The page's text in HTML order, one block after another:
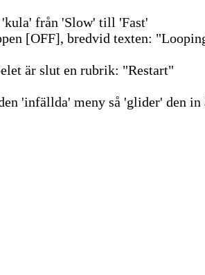
från 'Slow' till 'Fast'
[OFF], bredvid texten:
är slut en rubrik: "Restart"
'infällda' meny så 'glider' den in